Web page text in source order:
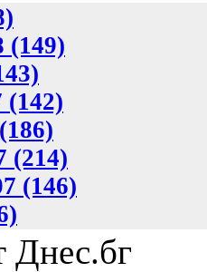
(149)
(142)
(214)
(146)
Днес.бг